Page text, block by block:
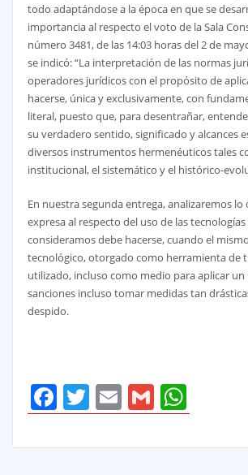
todo adaptándose a la época en que se
importancia al respecto el voto de la Sala
número 3481, de las 14:03 horas del 2 de
se indicó: “La interpretación de las normas
operadores jurídicos con el propósito de
hacerse, única y exclusivamente, con
literal, puesto que, para desentrañar,
su verdadero sentido, significado y alcances
diversos instrumentos hermenéuticos tales
institucional, el sistemático y el histórico-
En nuestra segunda entrega, analizaremos
expresa al respecto del uso de las
consideramos debe hacerse, cuando el
tecnológico, otorgado como herramienta de
utilizado, incluso como medio para aplicar un
sanciones incluso tomar medidas tan
despido.
Facebook
Twitter
Email
Gmail